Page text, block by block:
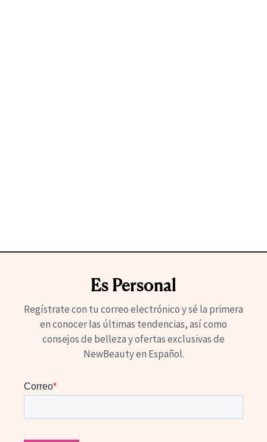
Es Personal
Regístrate con tu correo electrónico y sé la primera
en conocer las últimas tendencias, así como
consejos de belleza y ofertas exclusivas de
NewBeauty en Español.